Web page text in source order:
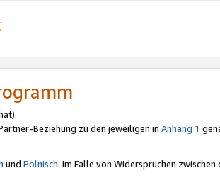
Beziehung zu den jeweiligen in Anhang 1
und Polnisch. Im Falle von Widersprüchen